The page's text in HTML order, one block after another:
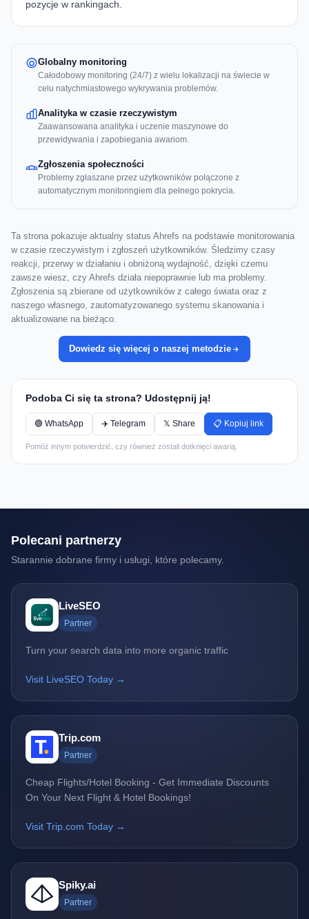
pozycje w rankingach.
Globalny monitoring
Całodobowy monitoring (24/7) z wielu lokalizacji na świecie w
celu natychmiastowego wykrywania problemów.
Analityka w czasie rzeczywistym
Zaawansowana analityka i uczenie maszynowe do
przewidywania i zapobiegania awariom.
Zgłoszenia społeczności
Problemy zgłaszane przez użytkowników połączone z
automatycznym monitoringiem dla pełnego pokrycia.
Ta strona pokazuje aktualny status Ahrefs na podstawie monitorowania
w czasie rzeczywistym i zgłoszeń użytkowników. Śledzimy czasy
reakcji, przerwy w działaniu i obniżoną wydajność, dzięki czemu
zawsze wiesz, czy Ahrefs działa niepoprawnie lub ma problemy.
Zgłoszenia są zbierane od użytkowników z całego świata oraz z
naszego własnego, zautomatyzowanego systemu skanowania i
aktualizowane na bieżąco.
Dowiedz się więcej o naszej metodzie
Podoba Ci się ta strona? Udostępnij ją!
🟢 WhatsApp ✈️ Telegram 𝕏 Share 📋 Kopiuj link
Pomóż innym potwierdzić, czy również zostali dotknięci awarią.
Polecani partnerzy
Starannie dobrane firmy i usługi, które polecamy.
LiveSEO
Partner
Turn your search data into more organic traffic
Visit LiveSEO Today →
Trip.com
Partner
Cheap Flights/Hotel Booking - Get Immediate Discounts
On Your Next Flight & Hotel Bookings!
Visit Trip.com Today →
Spiky.ai
Partner